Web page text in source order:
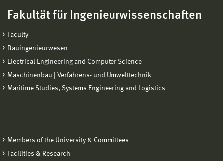
Fakultät für Ingenieurwissenschaften
Faculty
Bauingenieurwesen
Electrical Engineering and Computer Science
Maschinenbau | Verfahrens- und Umwelttechnik
Maritime Studies, Systems Engineering and Logistics
Members of the University & Committees
Facilities & Research